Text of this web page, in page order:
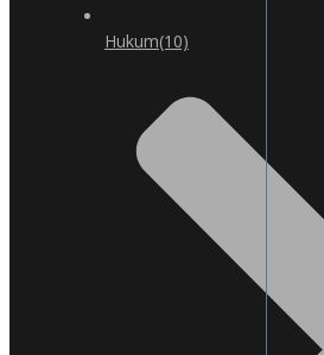
Hukum(10)